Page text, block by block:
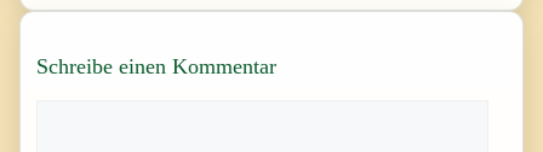
Schreibe einen Kommentar